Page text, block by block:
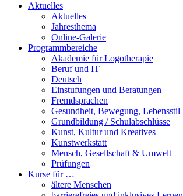
Aktuelles
Aktuelles
Jahresthema
Online-Galerie
Programmbereiche
Akademie für Logotherapie
Beruf und IT
Deutsch
Einstufungen und Beratungen
Fremdsprachen
Gesundheit, Bewegung, Lebensstil
Grundbildung / Schulabschlüsse
Kunst, Kultur und Kreatives
Kunstwerkstatt
Mensch, Gesellschaft & Umwelt
Prüfungen
Kurse für …
ältere Menschen